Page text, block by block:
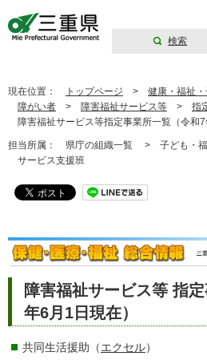
検索
現在位置： トップページ > 健康・福祉・
障がい者 > 障害福祉サービス等 > 指
障害福祉サービス等指定事業所一覧（令和7
担当所属： 県庁の組織一覧 > 子ども・
サービス支援班
障害福祉サービス等 指
年6月1日現在）
共同生活援助（エクセル）